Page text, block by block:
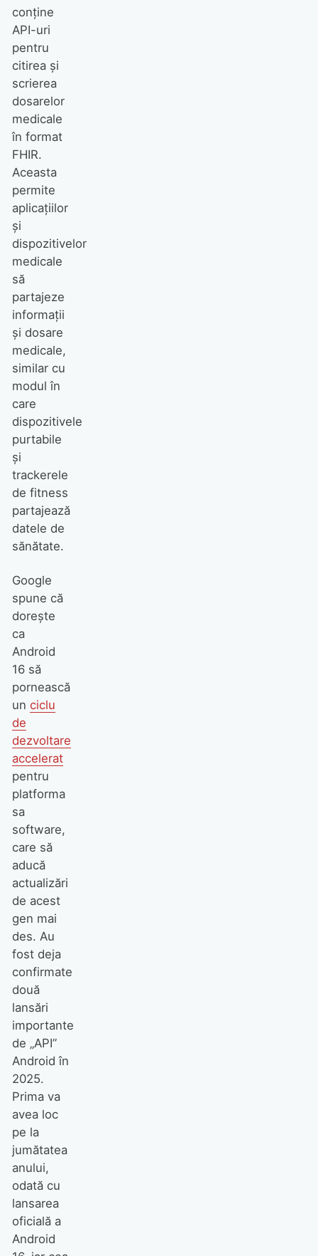
conține
API-uri
pentru
citirea și
scrierea
dosarelor
medicale
în format
FHIR.
Aceasta
permite
aplicațiilor
și
dispozitivelor
medicale
să
partajeze
informații
și dosare
medicale,
similar cu
modul în
care
dispozitivele
purtabile
și
trackerele
de fitness
partajează
datele de
sănătate.
Google
spune că
dorește
ca
Android
16 să
pornească
un ciclu
de
dezvoltare
accelerat
pentru
platforma
sa
software,
care să
aducă
actualizări
de acest
gen mai
des. Au
fost deja
confirmate
două
lansări
importante
de „API”
Android în
2025.
Prima va
avea loc
pe la
jumătatea
anului,
odată cu
lansarea
oficială a
Android